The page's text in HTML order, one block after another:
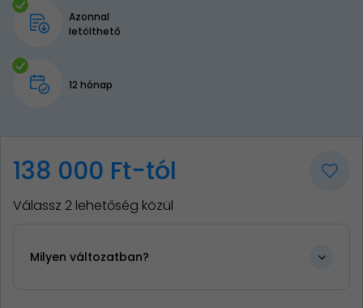
Azonnal
letölthető
12 hónap
138 000 Ft-tól
Válassz 2 lehetőség közül
Milyen változatban?